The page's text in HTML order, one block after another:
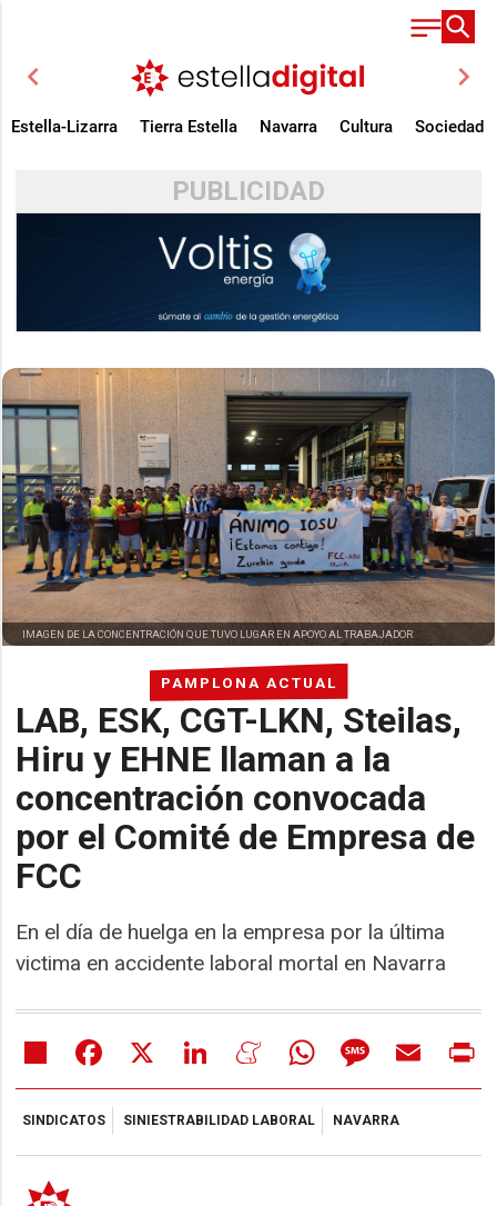
chevron_left chevron_right
Estella-Lizarra Tierra Estella Navarra Cultura Sociedad
PUBLICIDAD
PAMPLONA ACTUAL
LAB, ESK, CGT-LKN, Steilas,
Hiru y EHNE llaman a la
concentración convocada
por el Comité de Empresa de
FCC
En el día de huelga en la empresa por la última
victima en accidente laboral mortal en Navarra
IMAGEN DE LA CONCENTRACIÓN QUE TUVO LUGAR EN APOYO AL TRABAJADOR
Share Facebook LinkedIn MeneameWhatsAppMessageEmail
SINDICATOS SINIESTRABILIDAD LABORAL NAVARRA